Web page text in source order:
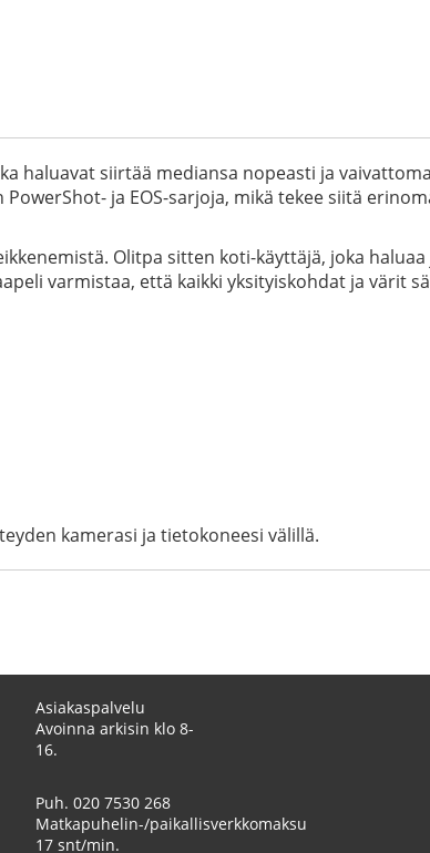
haluavat siirtää mediansa nopeasti ja
ja EOS-sarjoja, mikä tekee siitä
Olitpa sitten koti-käyttäjä, joka haluaa
varmistaa, että kaikki yksityiskohdat ja värit
kamerasi ja tietokoneesi välillä.
Asiakaspalvelu
Avoinna arkisin klo 8-
16.
Puh. 020 7530 268
Matkapuhelin-/paikallisverkkomaksu
17 snt/min.